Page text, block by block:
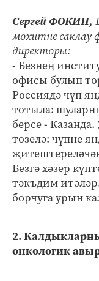
Сергей ФОКИН,
мохитне
директоры:
- Безнең
офисы булып
Россиядә чүп
тотыла:
берсе -
төзелә: чүпне
Безгә хәзер
тәкъдим
борчуга урын
2.
онкологик